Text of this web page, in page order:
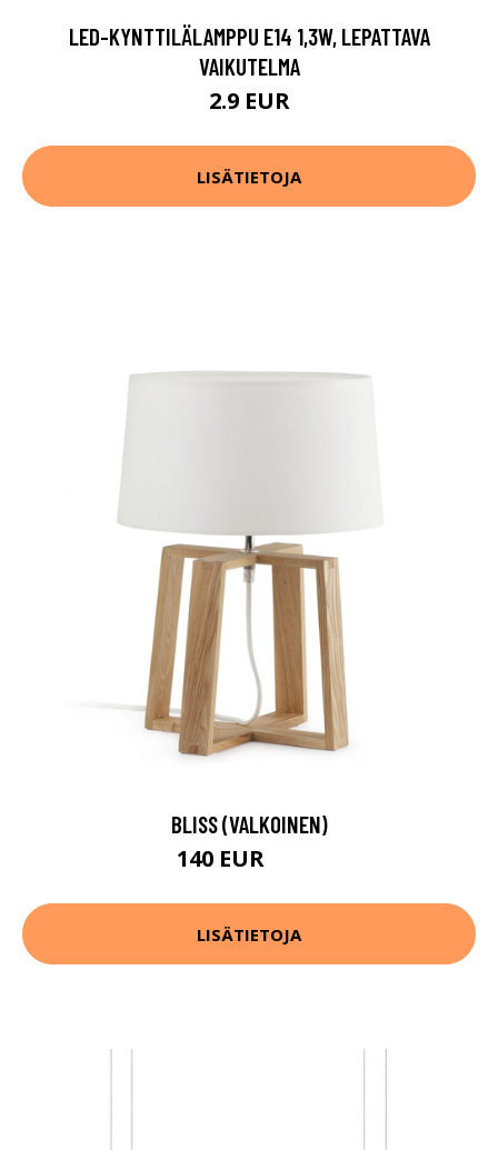
LED-KYNTTILÄLAMPPU E14 1,3W, LEPATTAVA
VAIKUTELMA
2.9 EUR
LISÄTIETOJA
BLISS (VALKOINEN)
140 EUR
LISÄTIETOJA